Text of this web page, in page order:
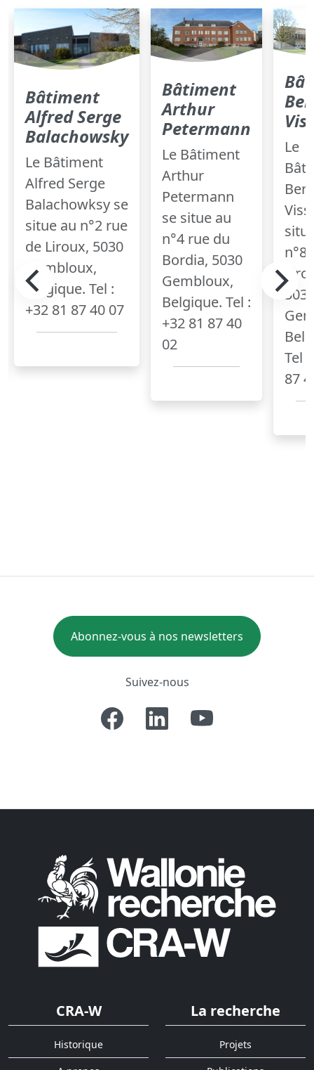
Bâtiment
Alfred Serge
Balachowsky
Le Bâtiment
Alfred Serge
Balachowksy se
situe au n°2 rue
de Liroux, 5030
Gembloux,
Belgique. Tel :
+32 81 87 40 07
Bâtiment
Arthur
Petermann
Le Bâtiment
Arthur
Petermann
se situe au
n°4 rue du
Bordia, 5030
Gembloux,
Belgique. Tel :
+32 81 87 40
02
Le
n°8
Tel
87
Abonnez-vous à nos newsletters
Suivez-nous
CRA-W
Historique
La recherche
Projets